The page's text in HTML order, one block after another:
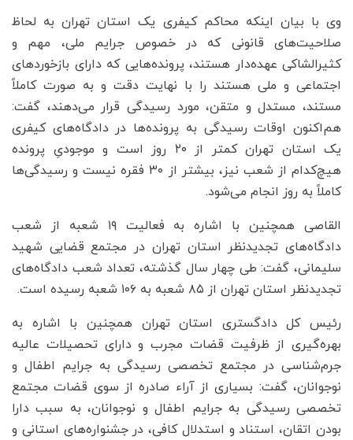
وی با بیان اینکه محاکم کیفری یک استان تهران به لحاظ
صلاحیت‌های قانونی که در خصوص جرایم ملی، مهم و
کثیرالشاکی عهده‌دار هستند، پرونده‌هایی که دارای بازخورد‌های
اجتماعی و ملی هستند را با نهایت دقت و به صورت کاملاً
مستند، مستدل و متقن، مورد رسیدگی قرار می‌دهند، گفت:
هم‌اکنون اوقات رسیدگی به پرونده‌ها در دادگاه‌های کیفری
یک استان تهران کمتر از ۲۰ روز است و موجودیِ پرونده
هیچ‌کدام از شعب نیز، بیشتر از ۳۰ فقره نیست و رسیدگی‌ها
کاملاً به روز انجام می‌شود.
القاصی همچنین با اشاره به فعالیت ۱۹ شعبه از شعب
دادگاه‌های تجدید‌نظر استان تهران در مجتمع قضایی شهید
سلیمانی، گفت: طی چهار سال گذشته، تعداد شعب دادگاه‌های
تجدیدنظر استان تهران از ۸۵ شعبه به ۱۰۶ شعبه رسیده است.
رئیس کل دادگستری استان تهران همچنین با اشاره به
بهره‌گیری از ظرفیت قضات مجرب و دارای تحصیلات عالیه
جرم‌شناسی در مجتمع تخصصی رسیدگی به جرایم اطفال و
نوجوانان، گفت: بسیاری از آراء صادره از سوی قضات مجتمع
تخصصی رسیدگی به جرایم اطفال و نوجوانان، به سبب دارا
بودن اتقان، استناد و استدلال کافی، در جشنواره‌های استانی و